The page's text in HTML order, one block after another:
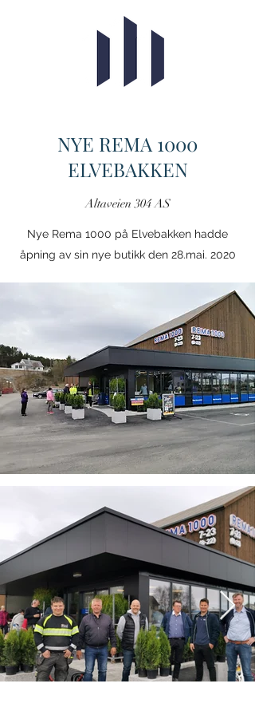
NYE REMA 1000
ELVEBAKKEN
Altaveien 304 AS
Nye Rema 1000 på Elvebakken hadde
åpning av sin nye butikk den 28.mai. 2020